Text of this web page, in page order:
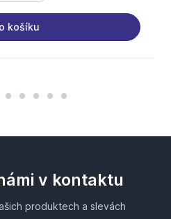
košíku
v kontaktu
produktech a slevách